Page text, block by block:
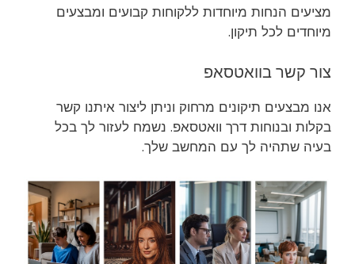
מציעים הנחות מיוחדות ללקוחות קבועים ומבצעים
מיוחדים לכל תיקון.
צור קשר בוואטסאפ
אנו מבצעים תיקונים מרחוק וניתן ליצור איתנו קשר
בקלות ובנוחות דרך וואטסאפ. נשמח לעזור לך בכל
בעיה שתהיה לך עם המחשב שלך.